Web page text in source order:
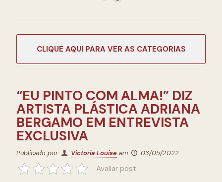
“EU PINTO COM ALMA!” DIZ
ARTISTA PLÁSTICA ADRIANA
BERGAMO EM ENTREVISTA
EXCLUSIVA
Publicado por Victoria Louise em 03/05/2022
Avaliar post
CATEGORIAS